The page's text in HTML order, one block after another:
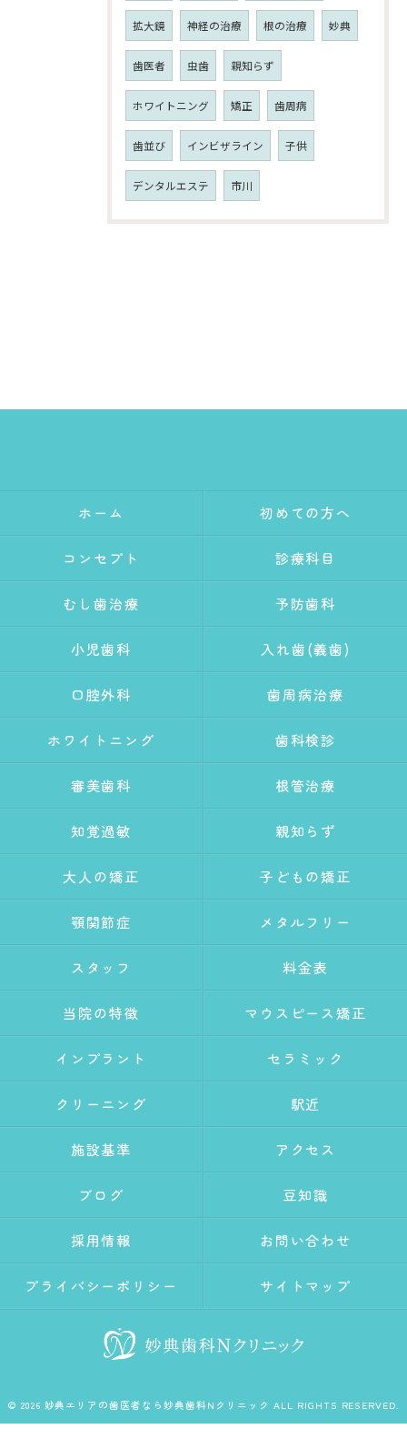
拡大鏡 神経の治療 根の治療 妙典
歯医者 虫歯 親知らず
ホワイトニング 矯正 歯周病
歯並び インビザライン 子供
デンタルエステ 市川
ホーム 初めての方へ
コンセプト 診療科目
むし歯治療 予防歯科
小児歯科 入れ歯(義歯)
口腔外科 歯周病治療
ホワイトニング 歯科検診
審美歯科 根管治療
知覚過敏 親知らず
大人の矯正 子どもの矯正
顎関節症 メタルフリー
スタッフ 料金表
当院の特徴 マウスピース矯正
インプラント セラミック
クリーニング 駅近
施設基準 アクセス
ブログ 豆知識
採用情報 お問い合わせ
プライバシーポリシー サイトマップ
© 2026 妙典エリアの歯医者なら妙典歯科Nクリニック ALL RIGHTS RESERVED.